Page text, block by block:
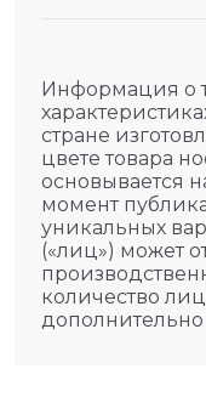
Информация о
стране
цвете товара
основывается
момент
уникальных
(«лиц») может
количество